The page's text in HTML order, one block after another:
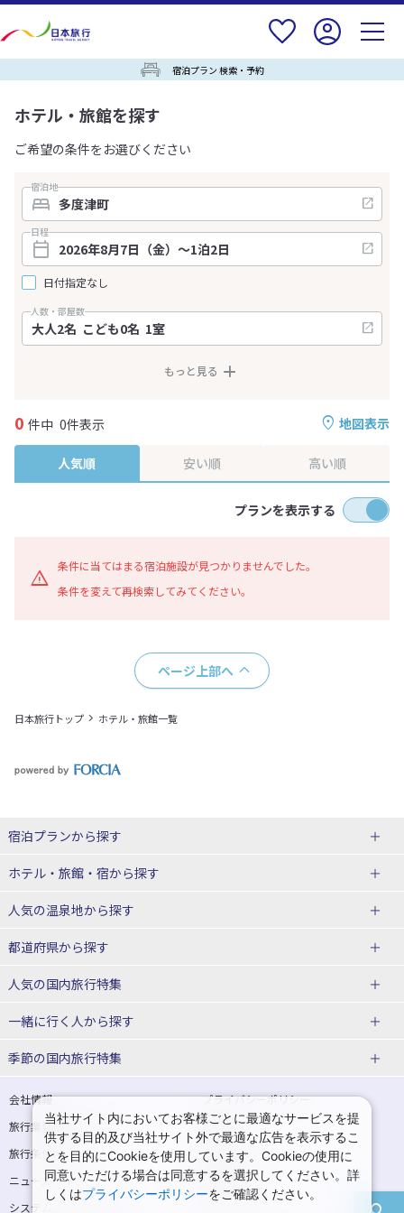
宿泊プラン 検索・予約
ホテル・旅館を探す
ご希望の条件をお選びください
宿泊地
日程
日付指定なし
人数・部屋数
もっと見る
地図表示
0 件中 0件表示
人気順 安い順 高い順
プランを表示する
条件に当てはまる宿泊施設が見つかりませんでした。
条件を変えて再検索してみてください。
ページ上部へ
日本旅行トップ ホテル・旅館一覧
宿泊プランから探す
北海道
東北
青森県
宮城県
山形県
関東
埼玉県 千葉県
茨城県 栃木県
ホテル・旅館・宿から探す
北海道ホテル・旅館
青森県ホテル・旅館
宮城県ホテル・旅館
山形県ホテル・旅館
東京都ホテル・旅館 神奈川県ホテル・旅館
埼玉県ホテル・旅館 千葉県ホテル・旅館
茨城県ホテル・旅館 栃木県ホテル・旅館
人気の温泉地から探す
北海道
湯の川温泉(北海道)
十勝川温泉(北海道)
洞爺湖温泉(北海道)
層雲峡温泉(北海道)
東北
花巻温泉(岩手) 蔵王温泉(山形)
かみのやま温泉(山形) 鳴子温泉(宮城)
都道府県から探す
北海道旅行・ツアー
東北
青森旅行・ツアー 岩手旅行・ツアー
宮城旅行・ツアー 秋田旅行・ツアー
山形旅行・ツアー 福島旅行・ツアー
人気の国内旅行特集
東京ディズニーリゾート®への旅
ユニバーサル・スタジオ・ジャパ
一緒に行く人から探す
一人旅 国内版
カップル・夫婦旅行 国内版 女子旅 国内版
卒業旅行・学生旅行 国内版
季節の国内旅行特集
桜・お花見特集
ゴールデンウィーク（GW）の国内
旅行
夏休み・お盆の国内旅行 7月の国内旅行
8月の国内旅行 9月の国内旅行
会社情報
プライバシーポリシー
旅行業登録票・約款
規約集
旅行条件書
商標について
ニュースリリース
採用情報
システムメンテナンスの
当社サイト内においてお客様ごとに最適なサービスを提
供する目的及び当社サイト外で最適な広告を表示するこ
とを目的にCookieを使用しています。Cookieの使用に
同意いただける場合は同意するを選択してください。詳
しくはプライバシーポリシーをご確認ください。